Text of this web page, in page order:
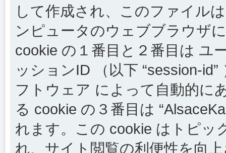
して作成され、このファイル
ンピュータのウェブブラウザ
cookie の１番目と２番目は ユ
ッションID （以下 “session-
フトウェア によって自動的に
る cookie の３番目は
れます。この cookie はトピッ
れ、サイト閲覧の利便性を向